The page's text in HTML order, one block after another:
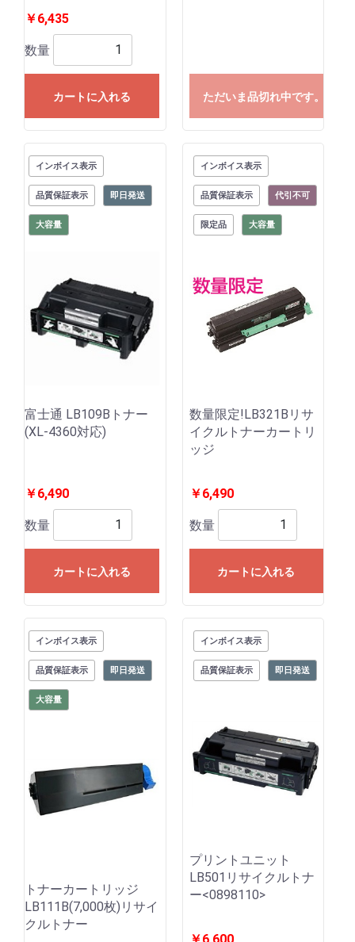
￥6,435
数量
カートに入れる ただいま品切れ中です。
インボイス表示
品質保証表示 即日発送
大容量
富士通 LB109Bトナー
(XL-4360対応)
￥6,490
数量
カートに入れる
インボイス表示
品質保証表示 代引不可
限定品 大容量
数量限定!LB321Bリサ
イクルトナーカートリ
ッジ
￥6,490
数量
カートに入れる
インボイス表示
品質保証表示 即日発送
大容量
トナーカートリッジ
LB111B(7,000枚)リサイ
クルトナー
インボイス表示
品質保証表示 即日発送
プリントユニット
LB501リサイクルトナ
ー<0898110>
￥6,600